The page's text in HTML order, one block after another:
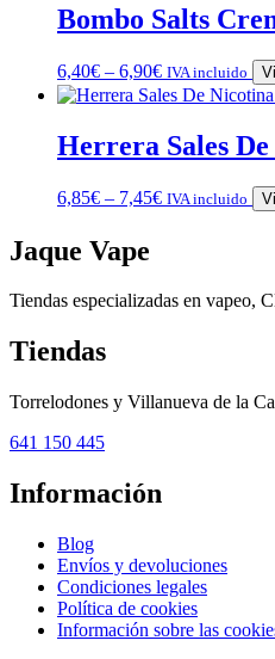
Bombo Salts
6,40€ – 6,90€ IVA incluido
Herrera Sales
6,85€ – 7,45€ IVA incluido
Jaque Vape
Tiendas especializadas en vapeo,
Tiendas
Torrelodones y Villanueva de la
641 150 445
Información
Blog
Envíos y devoluciones
Condiciones legales
Política de cookies
Información sobre las